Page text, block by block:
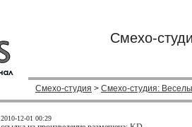
Смехо-
Смехо-студия > Смехо-студия:
2010-12-01 00:29